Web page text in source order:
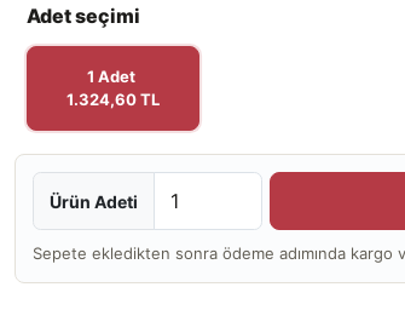
Adet seçimi
1 Adet
1.324,60 TL
Ürün Adeti
Sepete ekledikten sonra ödeme adımında